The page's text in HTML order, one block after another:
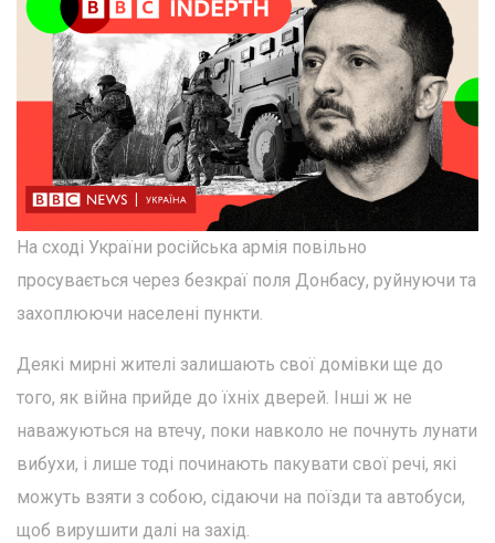
На сході України російська армія повільно
просувається через безкраї поля Донбасу, руйнуючи та
захоплюючи населені пункти.
Деякі мирні жителі залишають свої домівки ще до
того, як війна прийде до їхніх дверей. Інші ж не
наважуються на втечу, поки навколо не почнуть лунати
вибухи, і лише тоді починають пакувати свої речі, які
можуть взяти з собою, сідаючи на поїзди та автобуси,
щоб вирушити далі на захід.